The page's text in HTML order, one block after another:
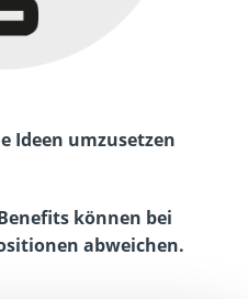
Ideen umzusetzen
können bei
abweichen.